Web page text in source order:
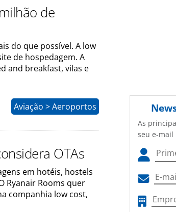
de
do que possível. A low
de hospedagem. A
and breakfast, vilas e
Aviação > Aeroportos
OTAs
em hotéis, hostels
Ryanair Rooms quer
companhia low cost,
As
seu e-mail